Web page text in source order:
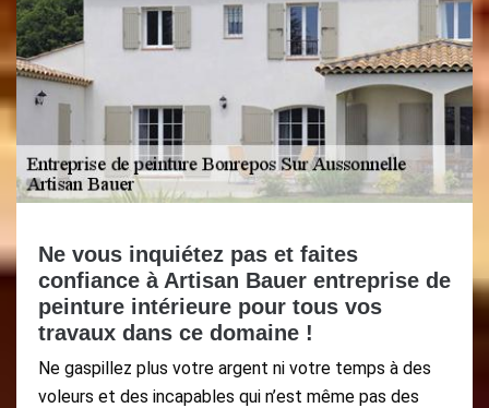
Ne vous inquiétez pas et faites
confiance à Artisan Bauer entreprise de
peinture intérieure pour tous vos
travaux dans ce domaine !
Ne gaspillez plus votre argent ni votre temps à des
voleurs et des incapables qui n’est même pas des